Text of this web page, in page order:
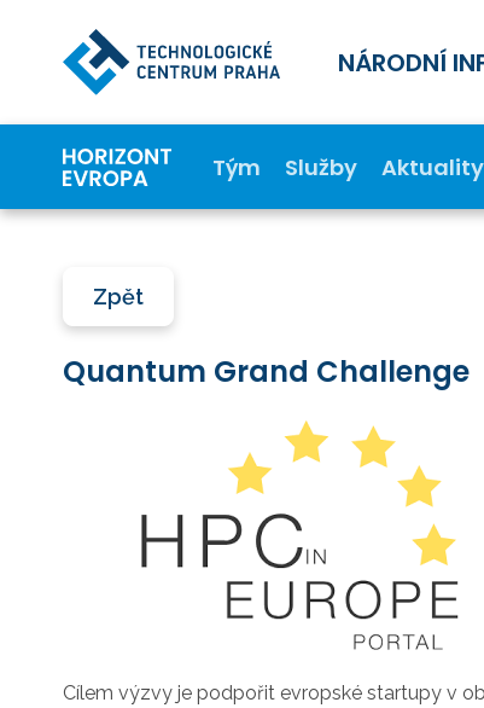
NÁRODNÍ
Tým Služby Aktuality
Zpět
Quantum Grand Challenge
Cílem výzvy je podpořit evropské startupy v